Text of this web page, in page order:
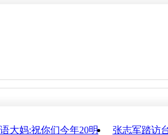
大妈:祝你们今年20明
张志军踏访